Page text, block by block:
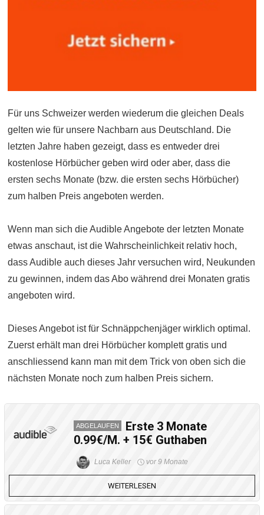
Für uns Schweizer werden wiederum die gleichen Deals
gelten wie für unsere Nachbarn aus Deutschland. Die
letzten Jahre haben gezeigt, dass es entweder drei
kostenlose Hörbücher geben wird oder aber, dass die
ersten sechs Monate (bzw. die ersten sechs Hörbücher)
zum halben Preis angeboten werden.
Wenn man sich die Audible Angebote der letzten Monate
etwas anschaut, ist die Wahrscheinlichkeit relativ hoch,
dass Audible auch dieses Jahr versuchen wird, Neukunden
zu gewinnen, indem das Abo während drei Monaten gratis
angeboten wird.
Dieses Angebot ist für Schnäppchenjäger wirklich optimal.
Zuerst erhält man drei Hörbücher komplett gratis und
anschliessend kann man mit dem Trick von oben sich die
nächsten Monate noch zum halben Preis sichern.
ABGELAUFEN
Erste 3 Monate
0.99€/M. + 15€ Guthaben
Luca Keller vor 9 Monate
WEITERLESEN